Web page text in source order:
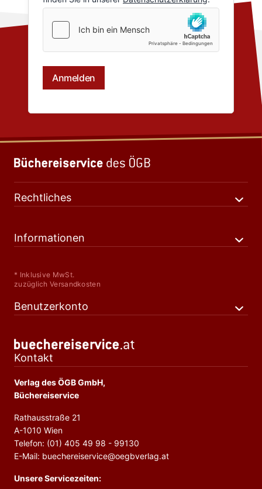
Rechtliches
Informationen
* Inklusive MwSt.
zuzüglich Versandkosten
Benutzerkonto
Kontakt
Verlag des ÖGB GmbH,
Büchereiservice
Rathausstraße 21
A-1010 Wien
Telefon: (01) 405 49 98 - 99130
E-Mail: buechereiservice@oegbverlag.at
Unsere Servicezeiten: